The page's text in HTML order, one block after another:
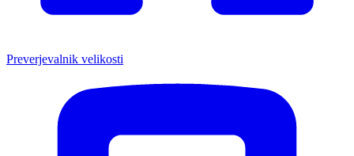
Preverjevalnik velikosti